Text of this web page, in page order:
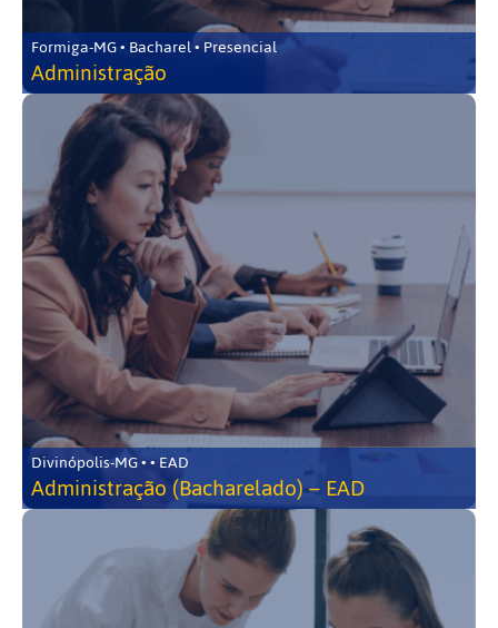
Formiga-MG • Bacharel • Presencial
Administração
Divinópolis-MG • • EAD
Administração (Bacharelado) – EAD